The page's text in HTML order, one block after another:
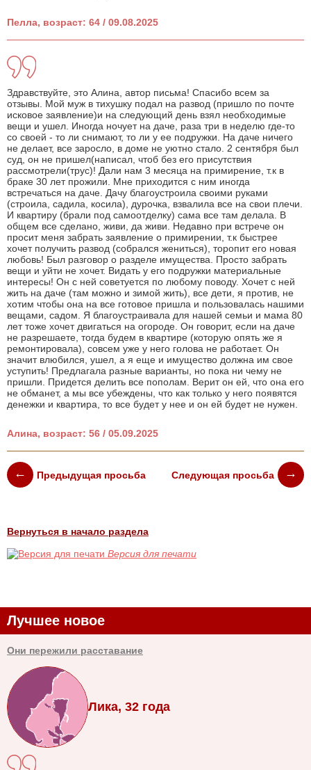
Пелла, возраст: 64 / 09.08.2025
Здравствуйте, это Алина, автор письма! Спасибо всем за
отзывы. Мой муж в тихушку подал на развод (пришло по почте
исковое заявление)и на следующий день взял необходимые
вещи и ушел. Иногда ночует на даче, раза три в неделю где-то
со своей - то ли снимают, то ли у ее подружки. На даче ничего
не делает, все заросло, в доме не уютно стало. 2 сентября был
суд, он не пришел(написал, чтоб без его присутствия
рассмотрели(трус)! Дали нам 3 месяца на примирение, т.к в
браке 30 лет прожили. Мне приходится с ним иногда
встречаться на даче. Дачу благоустроила своими руками
(строила, садила, косила), дурочка, взвалила все на свои плечи.
И квартиру (брали под самоотделку) сама все там делала. В
общем все сделано, живи, да живи. Недавно при встрече он
просит меня забрать заявление о примирении, т.к быстрее
хочет получить развод (собрался жениться), торопит его новая
любовь! Был разговор о разделе имущества. Просто забрать
вещи и уйти не хочет. Видать у его подружки материальные
интересы! Он с ней советуется по любому поводу. Хочет с ней
жить на даче (там можно и зимой жить), все дети, я против, не
хотим чтобы она на все готовое пришла и пользовалась нашими
вещами, садом. Я благоустраивала для нашей семьи и мама 80
лет тоже хочет двигаться на огороде. Он говорит, если на даче
не разрешаете, тогда будем в квартире (которую опять же я
ремонтировала), совсем уже у него голова не работает. Он
значит влюбился, ушел, а я еще и имущество должна им свое
уступить! Предлагала разные варианты, но пока ни чему не
пришли. Придется делить все пополам. Верит он ей, что она его
не обманет, а мы все убеждены, что как только у него появятся
денежки и квартира, то все будет у нее и он ей будет не нужен.
Алина, возраст: 56 / 05.09.2025
Предыдущая просьба Следующая просьба
Вернуться в начало раздела
Версия для печати
Лучшее новое
Они пережили расставание
Лика, 32 года